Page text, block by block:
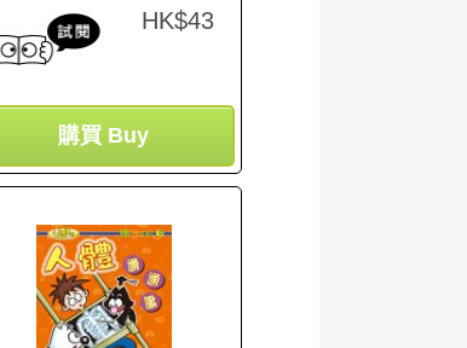
HK$43
購買 Buy